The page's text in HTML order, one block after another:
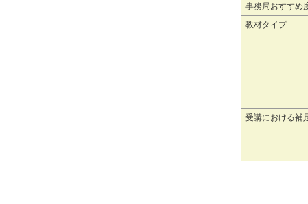
事務局おすすめ
教材タイプ
受講における補